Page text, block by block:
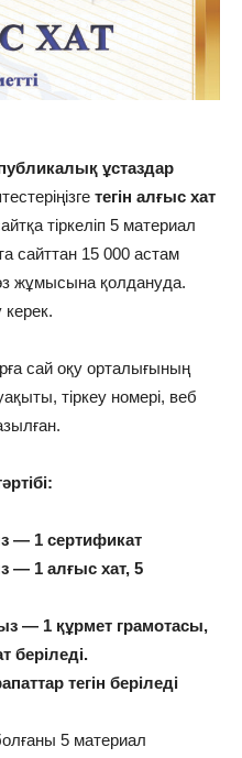
ұстаздар
тегін алғыс хат
тіркеліп 5 материал
сайттан 15 000 астам
жұмысына қолдануда.
сай оқу орталығының
тіркеу номері, веб
— 1 сертификат
— 1 алғыс хат, 5
— 1 құрмет грамотасы,
беріледі.
тегін беріледі
5 материал